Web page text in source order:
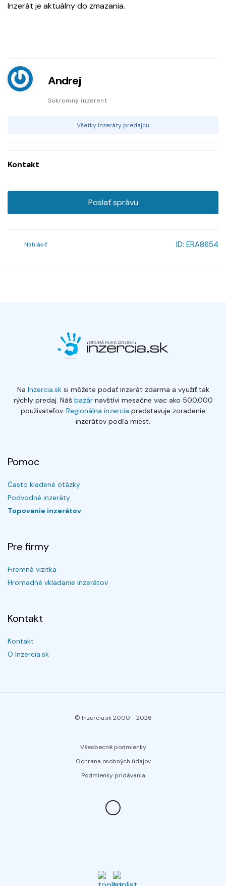
Inzerát je aktuálny do zmazania.
Andrej
Súkromný inzerent
Všetky inzeráty predajcu
Kontakt
Poslať správu
Nahlásiť ID: ERA8654
Na Inzercia.sksi môžete podať inzerát zdarma a využiť tak
rýchly predaj. Náš bazárnavštívi mesačne viac ako 500.000
používateľov. Regionálna inzercia predstavuje zoradenie
inzerátov podľa miest.
Pomoc
Často kladené otázky
Podvodné inzeráty
Topovanie inzerátov
Pre firmy
Firemná vizitka
Hromadné vkladanie inzerátov
Kontakt
Kontakt
O Inzercia.sk
© Inzercia.sk 2000 -2026
Všeobecné podmienky
Ochrana osobných údajov
Podmienky pridávania